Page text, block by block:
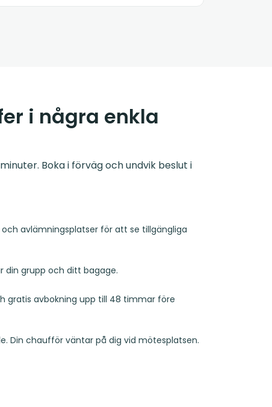
i några enkla
Boka i förväg och undvik beslut i
avlämningsplatser för att se tillgängliga
din grupp och ditt bagage.
gratis avbokning upp till 48 timmar före
Din chaufför väntar på dig vid mötesplatsen.